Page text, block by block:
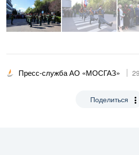
Пресс-служба АО «МОСГАЗ»
Поделиться